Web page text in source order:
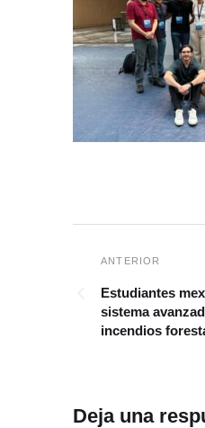
Estudiantes
sistema
incendios
Deja una